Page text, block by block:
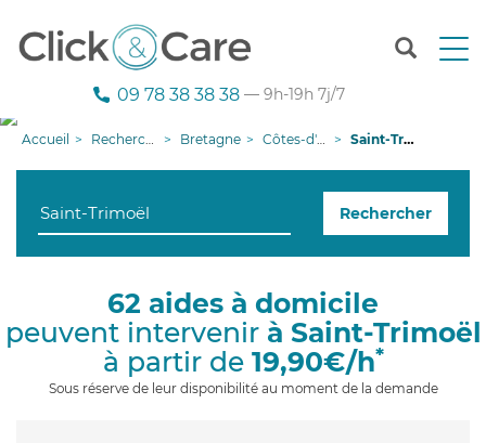
T
n
g
i
09 78 38 38 38 — 9h-19h 7j/7
Accueil Recherche aide à domicile Bretagne Côtes-d'armor Saint-Trimoël
Rechercher
62 aides à domicile
peuvent intervenir à Saint-Trimoël
à partir de 19,90€/h*
Sous réserve de leur disponibilité au moment de la demande